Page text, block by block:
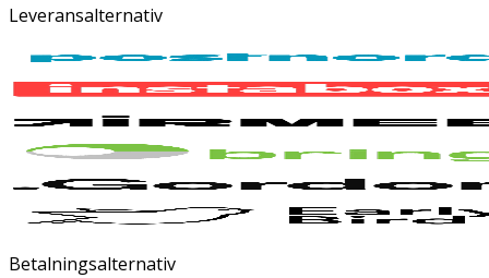
Leveransalternativ
Betalningsalternativ